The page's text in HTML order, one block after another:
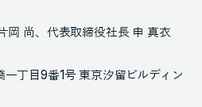
岡 尚、代表取締役社長 申 真衣
丁目9番1号 東京汐留ビルディン